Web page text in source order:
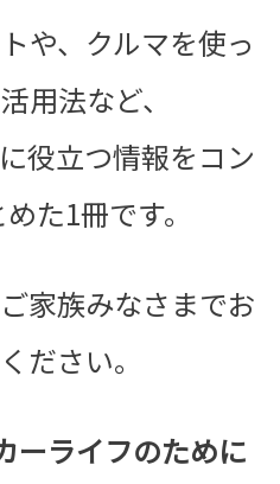
や、 クルマを使っ
用法など、
役立つ情報をコン
た1冊です。
家族みなさまでお
ださい。
ーライフのために